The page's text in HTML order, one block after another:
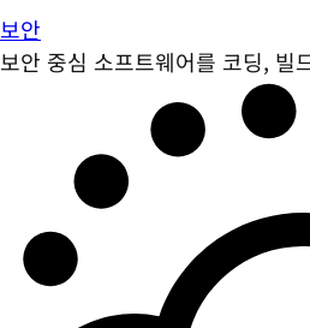
보안
보안 중심 소프트웨어를 코딩, 빌